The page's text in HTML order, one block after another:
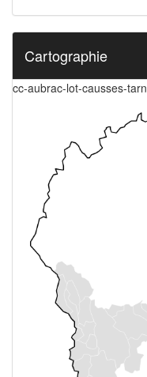
Cartographie
cc-aubrac-lot-causses-tarn